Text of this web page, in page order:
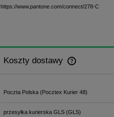
https://www.pantone.com/connect/278-C
Koszty dostawy
płatności
Poczta Polska(Pocztex Kurier 48)
przesyłka kurierska GLS(GLS)